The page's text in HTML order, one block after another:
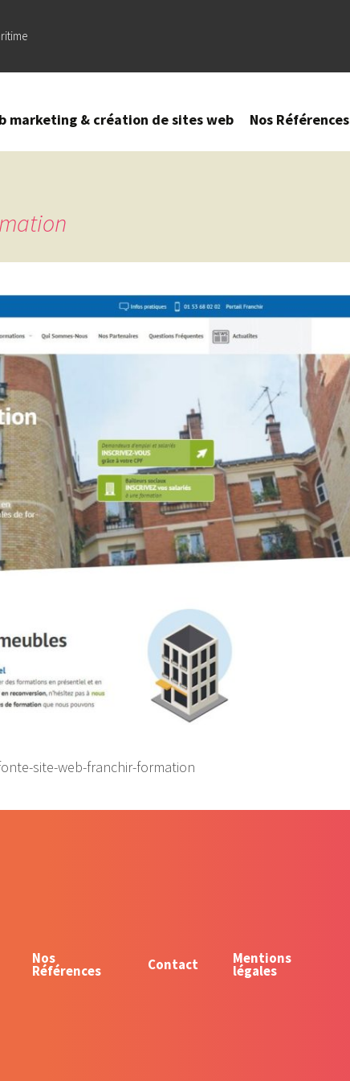
marketing & création de sites web Nos Références
site-web-franchir-formation
Nos
Références Contact Mentions
légales